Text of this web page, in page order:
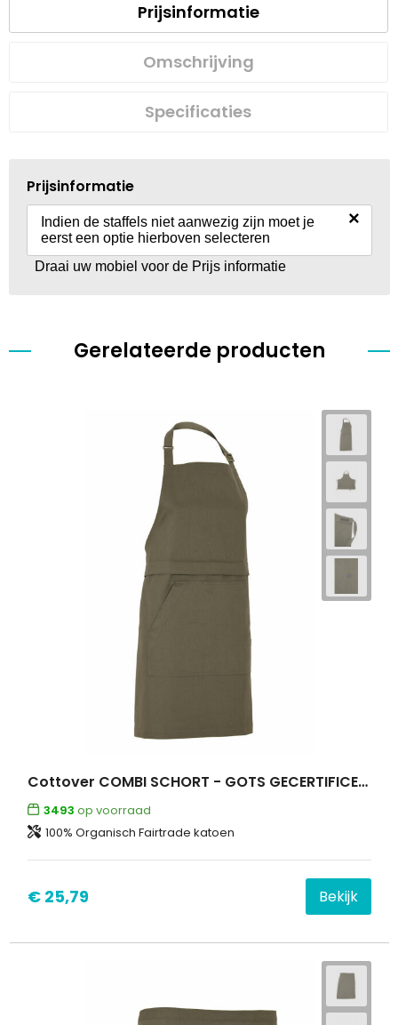
Prijsinformatie
Omschrijving
Specificaties
Prijsinformatie
Indien de staffels niet aanwezig zijn moet je
eerst een optie hierboven selecteren
×
Draai uw mobiel voor de Prijs informatie
Gerelateerde producten
Cottover COMBI SCHORT - GOTS GECERTIFICEERD
3493 op voorraad
100% Organisch Fairtrade katoen
€ 25,79 Bekijk